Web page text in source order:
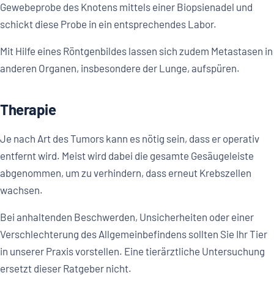
Gewebeprobe des Knotens mittels einer Biopsienadel und
schickt diese Probe in ein entsprechendes Labor.
Mit Hilfe eines Röntgenbildes lassen sich zudem Metastasen in
anderen Organen, insbesondere der Lunge, aufspüren.
Therapie
Je nach Art des Tumors kann es nötig sein, dass er operativ
entfernt wird. Meist wird dabei die gesamte Gesäugeleiste
abgenommen, um zu verhindern, dass erneut Krebszellen
wachsen.
Bei anhaltenden Beschwerden, Unsicherheiten oder einer
Verschlechterung des Allgemeinbefindens sollten Sie Ihr Tier
in unserer Praxis vorstellen. Eine tierärztliche Untersuchung
ersetzt dieser Ratgeber nicht.